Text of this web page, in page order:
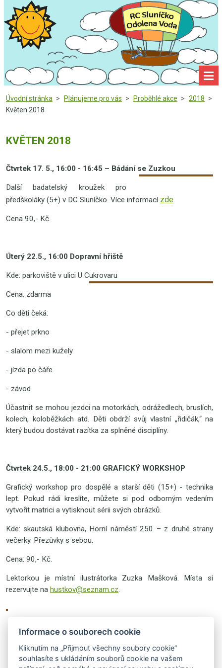
Informace o souborech cookie
Kliknutím na „Přijmout všechny soubory cookie“
souhlasíte s ukládáním souborů cookie na vašem
Úvodní stránka > Plánujeme pro vás > Proběhlé akce > 2018 >
Květen 2018
KVĚTEN 2018
Čtvrtek 17. 5., 16:00 - 16:45 – Bádání se Zuzkou
Další badatel­ský kroužek pro
předškoláky (5+) v DC Sluníčko. Více informací zde
Cena 90,- Kč.
Úterý 22.5., 16:00 Dopravní hřiště
Kde: parkoviště v ulici U Cukrovaru
Cena: zdarma
Co děti čeká:
- přejet prkno
- slalom mezi kužely
- jízda po čáře
- závod
Účastnit se mohou jezdci na motorkách, odrážedlech, bruslích,
kolech, koloběžkách atd. Děti obdrží svůj vlastní „řidičák,“ na
který budou dostávat razítka za splněné disciplíny.
Čtvrtek 24.5., 18:00 - 21:00 GRAFICKÝ WORKSHOP
Grafický workshop pro dospělé a starší děti (15+) - technika
lept. Pokud rádi kreslíte, můžete si pod odborným vedením
vytvořit matrici a vytisknout sérii svých obrázků.
Kde: skautská klubovna, Horní náměstí 250 – z druhé strany
večerky. Přezůvky s sebou.
Cena: 90,- Kč.
Lektorkou je místní ilustrátorka Zuzka Mašková. Místa si
rezervujte na hustkov@seznam.cz